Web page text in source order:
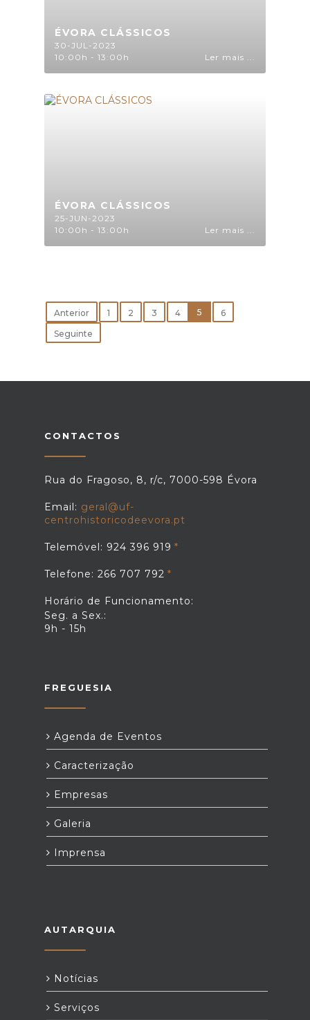
ÉVORA CLÁSSICOS
30-JUL-2023
10:00h - 13:00h
Ler mais ...
ÉVORA CLÁSSICOS
25-JUN-2023
10:00h - 13:00h
Ler mais ...
Anterior 1 2 3 4 5
6
Seguinte
CONTACTOS
Rua do Fragoso, 8, r/c, 7000-598 Évora
Email: geral@uf-
centrohistoricodeevora.pt
Telemóvel: 924 396 919
Telefone: 266 707 792
Horário de Funcionamento:
Seg. a Sex.:
9h - 15h
FREGUESIA
Agenda de Eventos
Caracterização
Empresas
Galeria
Imprensa
AUTARQUIA
Notícias
Serviços